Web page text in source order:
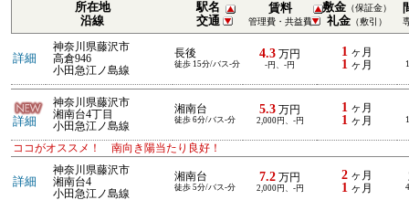
所在地
沿線
駅名
交通
賃料
管理費・共益費
敷金 （保証金）
礼金 （敷引）
詳細
神奈川県藤沢市
高倉946
小田急江ノ島線
長後
徒歩 15分/バス-分
4.3 万円
-円、-円
1 ヶ月
1 ヶ月
詳細
神奈川県藤沢市
湘南台4丁目
小田急江ノ島線
湘南台
徒歩 6分/バス-分
5.3 万円
2,000円、-円
1 ヶ月
1 ヶ月
ココがオススメ！ 南向き陽当たり良好！
詳細
神奈川県藤沢市
湘南台4
小田急江ノ島線
湘南台
徒歩 5分/バス-分
7.2 万円
2,000円、-円
2 ヶ月
1 ヶ月